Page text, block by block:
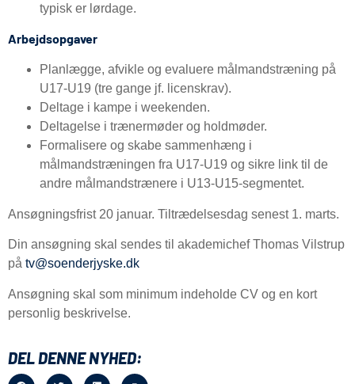
typisk er lørdage.
Arbejdsopgaver
Planlægge, afvikle og evaluere målmandstræning på
U17-U19 (tre gange jf. licenskrav).
Deltage i kampe i weekenden.
Deltagelse i trænermøder og holdmøder.
Formalisere og skabe sammenhæng i
målmandstræningen fra U17-U19 og sikre link til de
andre målmandstrænere i U13-U15-segmentet.
Ansøgningsfrist 20 januar. Tiltrædelsesdag senest 1. marts.
Din ansøgning skal sendes til akademichef Thomas Vilstrup
på tv@soenderjyske.dk
Ansøgning skal som minimum indeholde CV og en kort
personlig beskrivelse.
DEL DENNE NYHED: